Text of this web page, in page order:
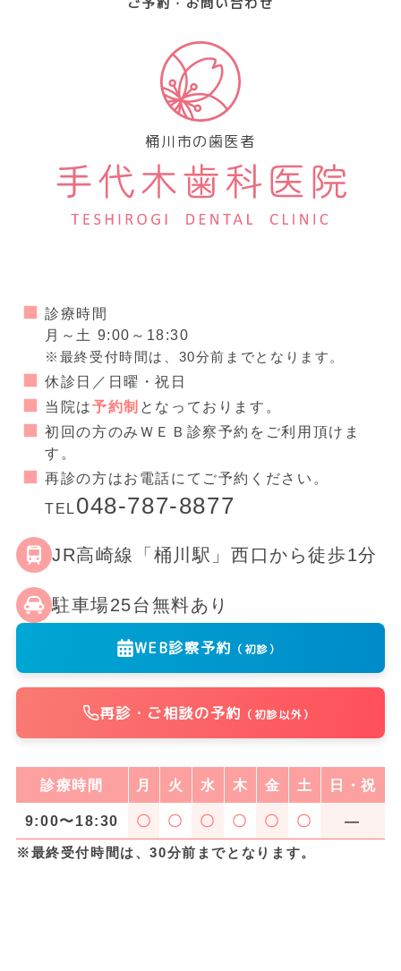
桶川市の歯医者
診療時間
月～土 9:00～18:30
※最終受付時間は、30分前までとなります。
休診日／日曜・祝日
当院は予約制 となっております。
初回の方のみＷＥＢ診察予約をご利用頂けま
す。
再診の方はお電話にてご予約ください。
TEL 048-787-8877
JR高崎線「桶川駅」西口から徒歩1分
駐車場25台無料あり
WEB診察予約 （初診）
再診・ご相談の予約 （初診以外）
診療時間 月 火 水 木 金 土 日・祝
9:00〜18:30 〇 〇 〇 〇 〇 〇 ―
※最終受付時間は、30分前までとなります。